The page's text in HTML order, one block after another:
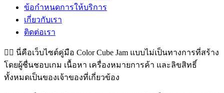
ข้อกำหนดการให้บริการ
เกี่ยวกับเรา
ติดต่อเรา
👉🏻 นี่คือเว็บไซต์คู่มือ Color Cube Jam แบบไม่เป็นทางการที่สร้าง
โดยผู้ชื่นชอบเกม เนื้อหา เครื่องหมายการค้า และลิขสิทธิ์
ทั้งหมดเป็นของเจ้าของที่เกี่ยวข้อง